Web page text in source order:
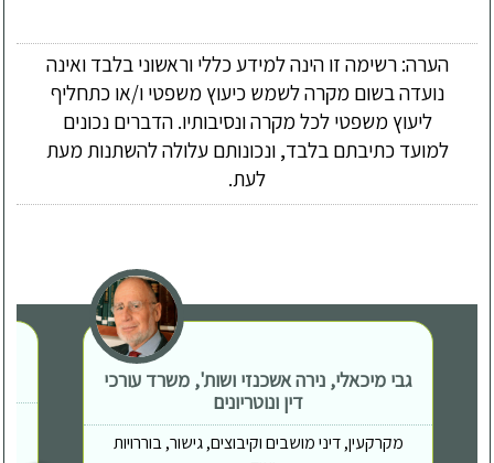
הערה: רשימה זו הינה למידע כללי וראשוני בלבד ואינה
נועדה בשום מקרה לשמש כיעוץ משפטי ו/או כתחליף
ליעוץ משפטי לכל מקרה ונסיבותיו. הדברים נכונים
למועד כתיבתם בלבד, ונכונותם עלולה להשתנות מעת
לעת.
גבי מיכאלי, נירה אשכנזי ושות', משרד עורכי
דין ונוטריונים
מקרקעין, דיני מושבים וקיבוצים, גישור, בוררויות